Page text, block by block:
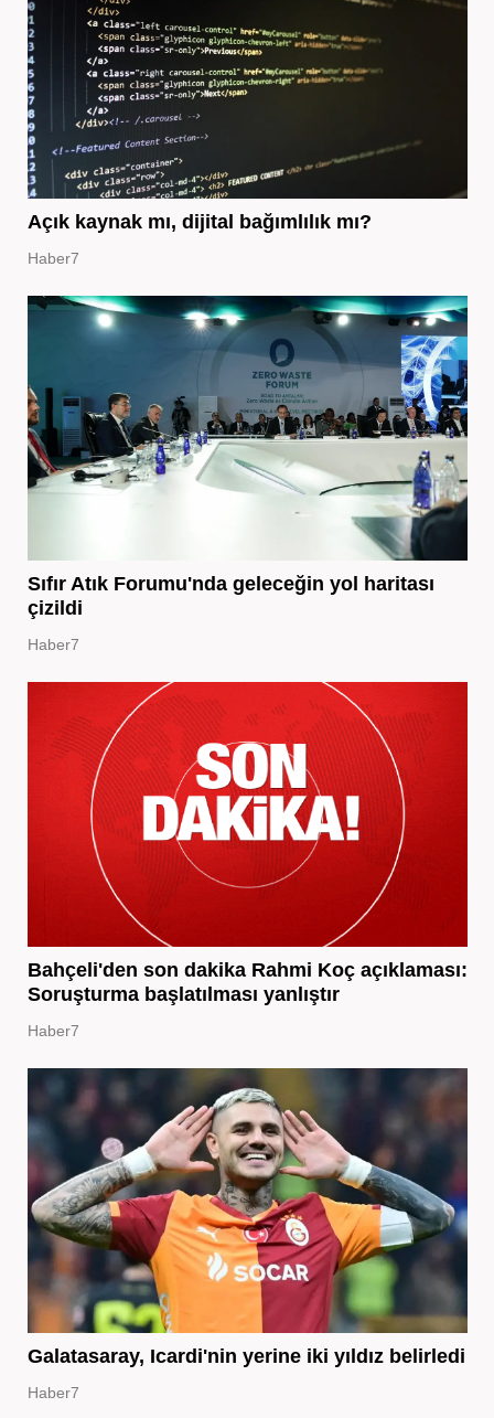
Açık kaynak mı, dijital bağımlılık mı?
Haber7
Sıfır Atık Forumu'nda geleceğin yol haritası
çizildi
Haber7
Bahçeli'den son dakika Rahmi Koç açıklaması:
Soruşturma başlatılması yanlıştır
Haber7
Galatasaray, Icardi'nin yerine iki yıldız belirledi
Haber7